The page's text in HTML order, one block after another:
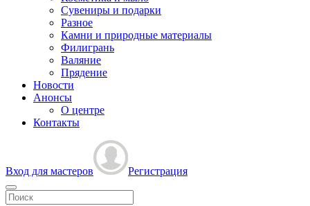
Сувениры и подарки
Разное
Камни и природные материалы
Филигрань
Валяние
Прядение
Новости
Анонсы
О центре
Контакты
Вход для мастеров Регистрация